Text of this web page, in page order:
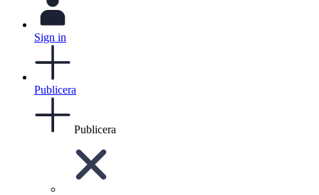
Sign in
Publicera
Publicera